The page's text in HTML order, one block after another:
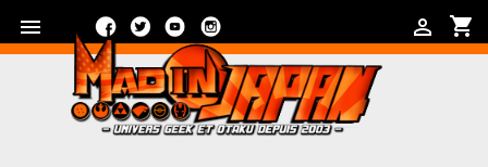
 shopping_cart

FacebookTwitterYouTube